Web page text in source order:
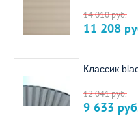
14 010руб.
11 208
Классик
12 041руб.
9 633